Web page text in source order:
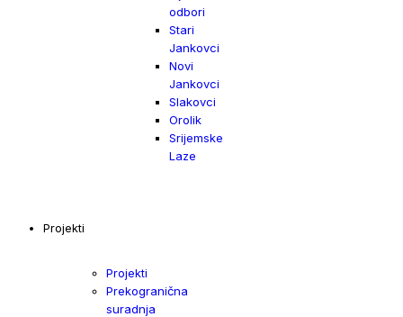
odbori
Stari
Jankovci
Novi
Jankovci
Slakovci
Orolik
Srijemske
Laze
Projekti
Projekti
Prekogranična
suradnja